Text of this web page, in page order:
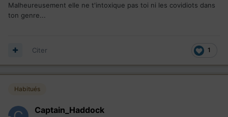
Malheureusement elle ne t'intoxique pas toi ni les covidiots dans
ton genre...
1
Citer
Habitués
Captain_Haddock